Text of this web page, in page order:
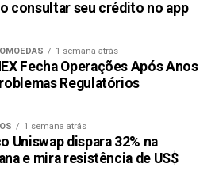
e o otimismo em torno do projeto
para ganhar tração. Com mais
mais sucesso no mercado de
de Cardano e Ripple buscam
se destaca com seu forte
e a promessa de memecoin
consultar seu crédito no app
1 semana atrás
Fecha Operações Após Anos
Regulatórios
1 semana atrás
Uniswap dispara 32% na
e mira resistência de US$